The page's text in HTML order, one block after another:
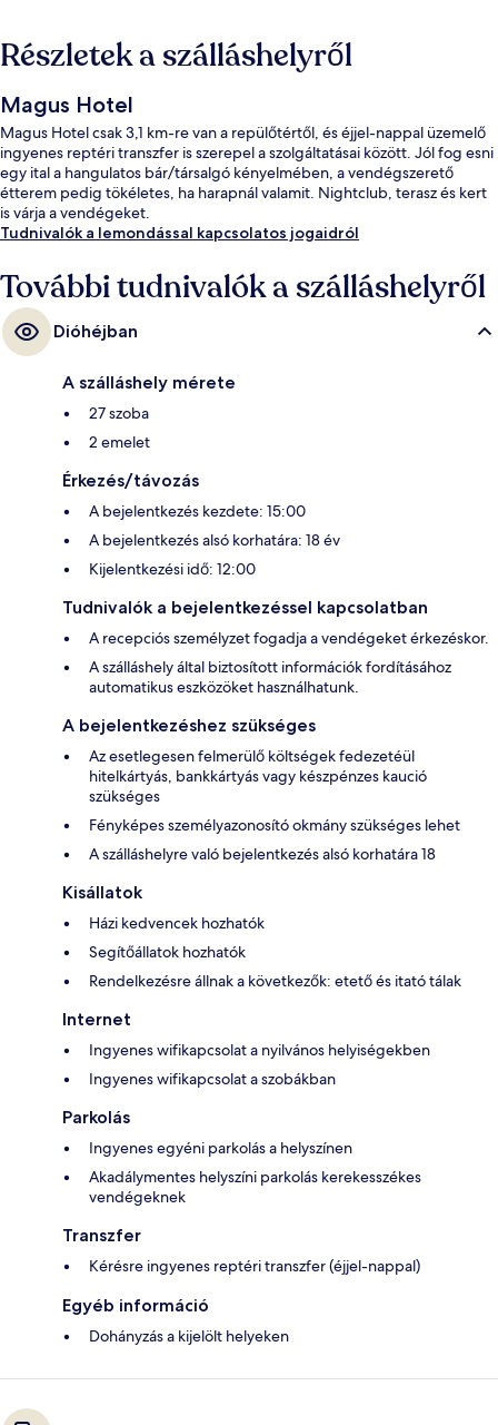
Részletek a szálláshelyről
Magus Hotel
Magus Hotel csak 3,1 km-re van a repülőtértől, és éjjel-nappal üzemelő
ingyenes reptéri transzfer is szerepel a szolgáltatásai között. Jól fog esni
egy ital a hangulatos bár/társalgó kényelmében, a vendégszerető
étterem pedig tökéletes, ha harapnál valamit. Nightclub, terasz és kert
is várja a vendégeket.
Tudnivalók a lemondással kapcsolatos jogaidról
További tudnivalók a szálláshelyről
Dióhéjban
A szálláshely mérete
27 szoba
2 emelet
Érkezés/távozás
A bejelentkezés kezdete: 15:00
A bejelentkezés alsó korhatára: 18 év
Kijelentkezési idő: 12:00
Tudnivalók a bejelentkezéssel kapcsolatban
A recepciós személyzet fogadja a vendégeket érkezéskor.
A szálláshely által biztosított információk fordításához
automatikus eszközöket használhatunk.
A bejelentkezéshez szükséges
Az esetlegesen felmerülő költségek fedezetéül
hitelkártyás, bankkártyás vagy készpénzes kaució
szükséges
Fényképes személyazonosító okmány szükséges lehet
A szálláshelyre való bejelentkezés alsó korhatára 18
Kisállatok
Házi kedvencek hozhatók
Segítőállatok hozhatók
Rendelkezésre állnak a következők: etető és itató tálak
Internet
Ingyenes wifikapcsolat a nyilvános helyiségekben
Ingyenes wifikapcsolat a szobákban
Parkolás
Ingyenes egyéni parkolás a helyszínen
Akadálymentes helyszíni parkolás kerekesszékes
vendégeknek
Transzfer
Kérésre ingyenes reptéri transzfer (éjjel-nappal)
Egyéb információ
Dohányzás a kijelölt helyeken